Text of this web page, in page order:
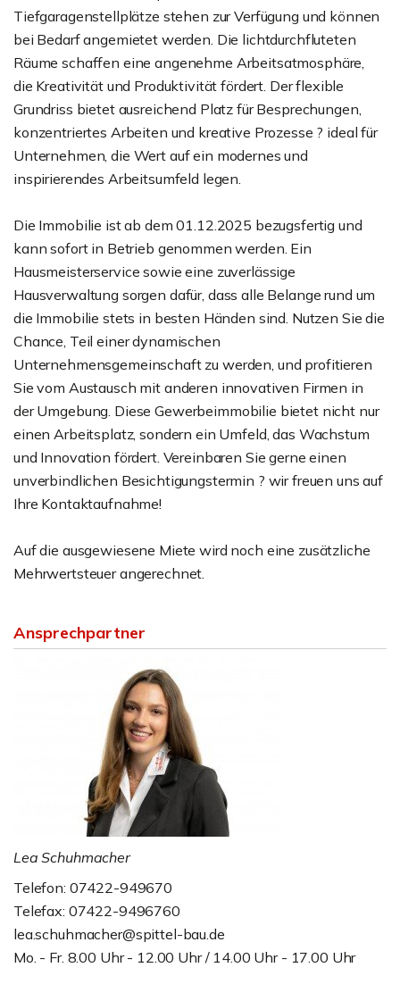
Tiefgaragenstellplätze stehen zur Verfügung und können
bei Bedarf angemietet werden. Die lichtdurchfluteten
Räume schaffen eine angenehme Arbeitsatmosphäre,
die Kreativität und Produktivität fördert. Der flexible
Grundriss bietet ausreichend Platz für Besprechungen,
konzentriertes Arbeiten und kreative Prozesse ? ideal für
Unternehmen, die Wert auf ein modernes und
inspirierendes Arbeitsumfeld legen.
Die Immobilie ist ab dem 01.12.2025 bezugsfertig und
kann sofort in Betrieb genommen werden. Ein
Hausmeisterservice sowie eine zuverlässige
Hausverwaltung sorgen dafür, dass alle Belange rund um
die Immobilie stets in besten Händen sind. Nutzen Sie die
Chance, Teil einer dynamischen
Unternehmensgemeinschaft zu werden, und profitieren
Sie vom Austausch mit anderen innovativen Firmen in
der Umgebung. Diese Gewerbeimmobilie bietet nicht nur
einen Arbeitsplatz, sondern ein Umfeld, das Wachstum
und Innovation fördert. Vereinbaren Sie gerne einen
unverbindlichen Besichtigungstermin ? wir freuen uns auf
Ihre Kontaktaufnahme!
Auf die ausgewiesene Miete wird noch eine zusätzliche
Mehrwertsteuer angerechnet.
Ansprechpartner
Lea Schuhmacher
Telefon: 07422-949670
Telefax: 07422-9496760
lea.schuhmacher@spittel-bau.de
Mo. - Fr. 8.00 Uhr - 12.00 Uhr / 14.00 Uhr - 17.00 Uhr